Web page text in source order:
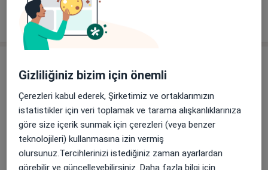
Randevu talep et
Psk. Bengü Akbal
Gizliliğiniz bizim için önemli
Çerezleri kabul ederek, Şirketimiz ve ortaklarımızın
istatistikler için veri toplamak ve tarama alışkanlıklarınıza
göre size içerik sunmak için çerezleri (veya benzer
teknolojileri) kullanmasına izin vermiş
olursunuz.Tercihlerinizi istediğiniz zaman ayarlardan
görebilir ve güncelleyebilirsiniz. Daha fazla bilgi için